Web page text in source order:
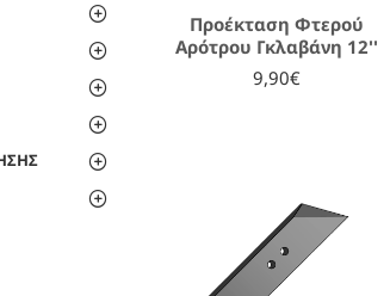
Προέκταση Φτερού
Αρότρου Γκλαβάνη 12''
9,90€